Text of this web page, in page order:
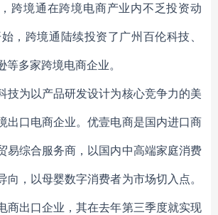
跨境通在跨境电商产业内不乏投资动
，跨境通陆续投资了广州百伦科技、
多家跨境电商企业。
技为以产品研发设计为核心竞争力的美
出口电商企业。优壹电商是国内进口商
易综合服务商，以国内中高端家庭消费
向，以母婴数字消费者为市场切入点。
商出口企业，其在去年第三季度就实现